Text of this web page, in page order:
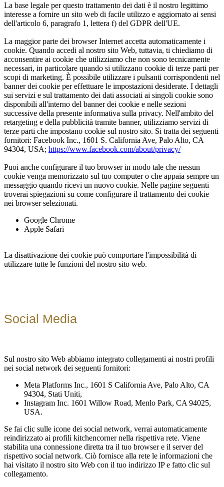
La base legale per questo trattamento dei dati è il nostro legittimo
interesse a fornire un sito web di facile utilizzo e aggiornato ai sensi
dell'articolo 6, paragrafo 1, lettera f) del GDPR dell'UE.
La maggior parte dei browser Internet accetta automaticamente i
cookie. Quando accedi al nostro sito Web, tuttavia, ti chiediamo di
acconsentire ai cookie che utilizziamo che non sono tecnicamente
necessari, in particolare quando si utilizzano cookie di terze parti per
scopi di marketing. È possibile utilizzare i pulsanti corrispondenti nel
banner dei cookie per effettuare le impostazioni desiderate. I dettagli
sui servizi e sul trattamento dei dati associati ai singoli cookie sono
disponibili all'interno del banner dei cookie e nelle sezioni
successive della presente informativa sulla privacy. Nell'ambito del
retargeting e della pubblicità tramite banner, utilizziamo servizi di
terze parti che impostano cookie sul nostro sito. Si tratta dei seguenti
fornitori: Facebook Inc., 1601 S. California Ave, Palo Alto, CA
94304, USA; https://www.facebook.com/about/privacy/
Puoi anche configurare il tuo browser in modo tale che nessun
cookie venga memorizzato sul tuo computer o che appaia sempre un
messaggio quando ricevi un nuovo cookie. Nelle pagine seguenti
troverai spiegazioni su come configurare il trattamento dei cookie
nei browser selezionati.
Google Chrome
Apple Safari
La disattivazione dei cookie può comportare l'impossibilità di
utilizzare tutte le funzioni del nostro sito web.
Social Media
Sul nostro sito Web abbiamo integrato collegamenti ai nostri profili
nei social network dei seguenti fornitori:
Meta Platforms Inc., 1601 S California Ave, Palo Alto, CA
94304, Stati Uniti,
Instagram Inc. 1601 Willow Road, Menlo Park, CA 94025,
USA.
Se fai clic sulle icone dei social network, verrai automaticamente
reindirizzato ai profili kitchencorner nella rispettiva rete. Viene
stabilita una connessione diretta tra il tuo browser e il server del
rispettivo social network. Ciò fornisce alla rete le informazioni che
hai visitato il nostro sito Web con il tuo indirizzo IP e fatto clic sul
collegamento.